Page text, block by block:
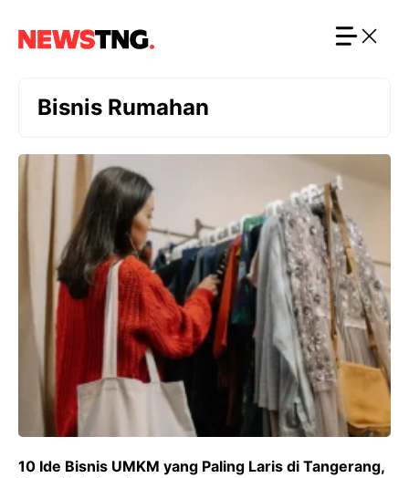
Bisnis Rumahan
10 Ide Bisnis UMKM yang Paling Laris di Tangerang,